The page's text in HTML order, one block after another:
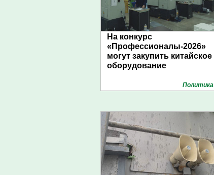
На конкурс
«Профессионалы-2026»
могут закупить китайское
оборудование
Политика